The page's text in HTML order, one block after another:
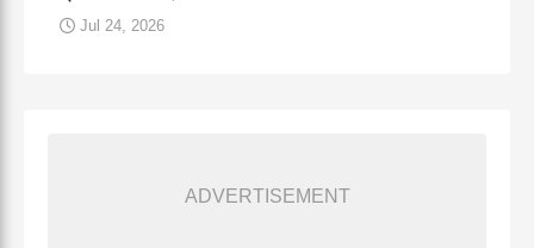
Jul 24, 2026
ADVERTISEMENT